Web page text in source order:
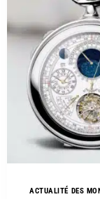
ACTUALITÉ DES